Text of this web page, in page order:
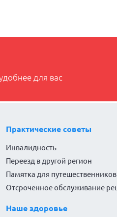
для вас
Практические советы
Инвалидность
Переезд в другой регион
Памятка для путешественников
Отсроченное обслуживание
Наше здоровье